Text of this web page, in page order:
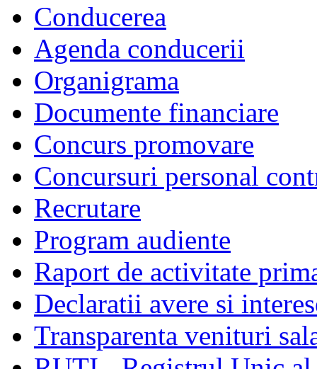
Conducerea
Agenda conducerii
Organigrama
Documente financiare
Concurs promovare
Concursuri personal
Recrutare
Program audiente
Raport de activitate
Declaratii avere si
Transparenta venituri